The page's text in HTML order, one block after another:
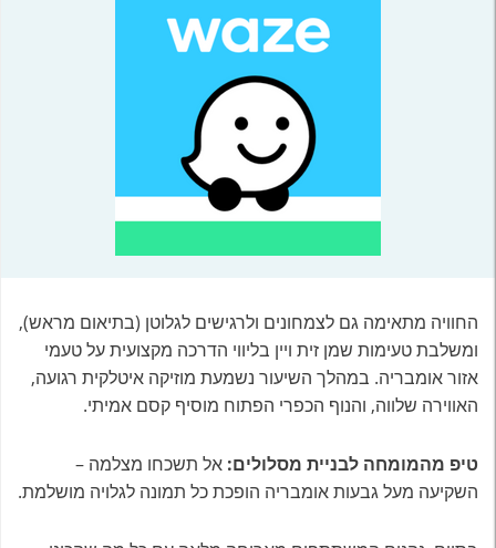
החוויה מתאימה גם לצמחונים ולרגישים לגלוטן (בתיאום מראש),
ומשלבת טעימות שמן זית ויין בליווי הדרכה מקצועית על טעמי
אזור אומבריה. במהלך השיעור נשמעת מוזיקה איטלקית רגועה,
האווירה שלווה, והנוף הכפרי הפתוח מוסיף קסם אמיתי.
טיפ מהמומחה לבניית מסלולים: אל תשכחו מצלמה –
השקיעה מעל גבעות אומבריה הופכת כל תמונה לגלויה מושלמת.